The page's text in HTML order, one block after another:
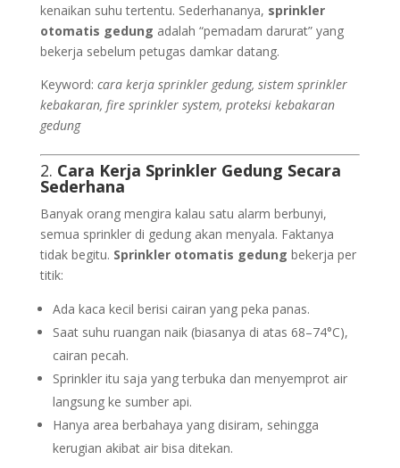
kenaikan suhu tertentu. Sederhananya, sprinkler
otomatis gedung adalah “pemadam darurat” yang
bekerja sebelum petugas damkar datang.
Keyword: cara kerja sprinkler gedung, sistem sprinkler
kebakaran, fire sprinkler system, proteksi kebakaran
gedung
2. Cara Kerja Sprinkler Gedung Secara
Sederhana
Banyak orang mengira kalau satu alarm berbunyi,
semua sprinkler di gedung akan menyala. Faktanya
tidak begitu. Sprinkler otomatis gedung bekerja per
titik:
Ada kaca kecil berisi cairan yang peka panas.
Saat suhu ruangan naik (biasanya di atas 68–74°C),
cairan pecah.
Sprinkler itu saja yang terbuka dan menyemprot air
langsung ke sumber api.
Hanya area berbahaya yang disiram, sehingga
kerugian akibat air bisa ditekan.